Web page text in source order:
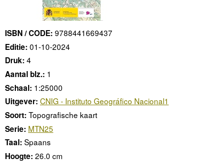
ISBN / CODE: 9788441669437
Editie: 01-10-2024
Druk: 4
Aantal blz.: 1
Schaal: 1:25000
Uitgever: CNIG - Instituto Geográfico Nacional1
Soort: Topografische kaart
Serie: MTN25
Taal: Spaans
Hoogte: 26.0 cm